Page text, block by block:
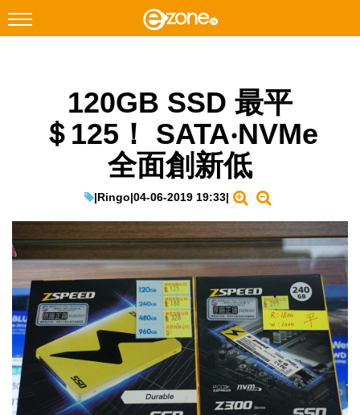
Facebook Instagram
科技焦點
教學評測
EduTech
IT Times
生成式AI與雲端應用
Enterprise Digital Transformation
特集
120GB SSD 最平
＄125！ SATA‧NVMe
全面創新低
|Ringo|04-06-2019 19:33|